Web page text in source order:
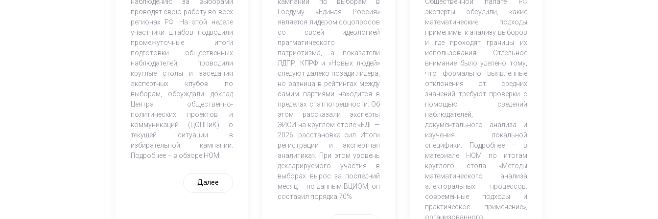
проводят свою работу во всех
регионах РФ. На этой неделе
участники штабов подводили
промежуточные итоги
подготовки общественных
наблюдателей, проводили
круглые столы и заседания
экспертных клубов по
выборам, обсуждали доклад
Центра общественно-
политических проектов и
коммуникаций (ЦОППиК) о
текущей ситуации в
избирательной кампании.
Подробнее – в обзоре НОМ.
Далее
Госдуму «Единая Россия»
является лидером соцопросов
со своей идеологией
прагматического
патриотизма, а показатели
ЛДПР, КПРФ и «Новых людей»
следуют далеко позади лидера,
но разница в рейтингах между
самим партиями находится в
пределах статпогрешности. Об
этом рассказали эксперты
ЭИСИ на круглом столе «ЕДГ —
2026: расстановка сил. Итоги
регистрации и экспертная
аналитика». При этом уровень
декларируемого участия в
выборах вырос за последний
месяц – по данным ВЦИОМ, он
составил порядка 70%
эксперты обсудили, какие
математические подходы
применимы к анализу выборов
и где проходят границы их
использования. Отдельное
внимание было уделено тому,
что формально выявленные
отклонения от средних
значений требуют проверки с
помощью сведений
наблюдателей,
документального анализа и
изучения локальной
специфики. Подробнее – в
материале НОМ по итогам
круглого стола «Методы
математического анализа
электоральных процессов:
современные подходы и
практическое применение»,
организованного